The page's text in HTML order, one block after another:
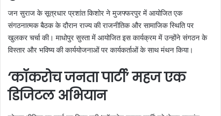
जन सुराज के सूत्रधार प्रशांत किशोर ने मुजफ्फरपुर में आयोजित एक
संगठनात्मक बैठक के दौरान राज्य की राजनीतिक और सामाजिक स्थिति पर
खुलकर चर्चा की। माधोपुर सुस्ता में आयोजित इस कार्यक्रम में उन्होंने संगठन के
विस्तार और भविष्य की कार्ययोजनाओं पर कार्यकर्ताओं के साथ मंथन किया।
‘कॉकरोच जनता पार्टी’ महज एक
डिजिटल अभियान